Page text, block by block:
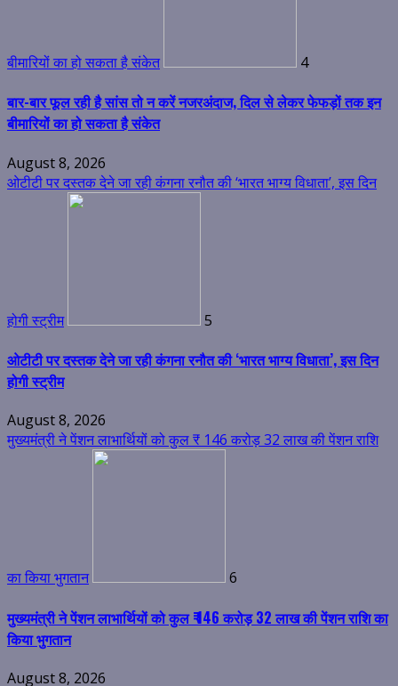
बीमारियों का हो सकता है संकेत 4
बार-बार फूल रही है सांस तो न करें नजरअंदाज, दिल से लेकर फेफड़ों तक इन
बीमारियों का हो सकता है संकेत
August 8, 2026
ओटीटी पर दस्तक देने जा रही कंगना रनौत की ‘भारत भाग्य विधाता’, इस दिन
होगी स्ट्रीम 5
ओटीटी पर दस्तक देने जा रही कंगना रनौत की ‘भारत भाग्य विधाता’, इस दिन
होगी स्ट्रीम
August 8, 2026
मुख्यमंत्री ने पेंशन लाभार्थियों को कुल ₹ 146 करोड़ 32 लाख की पेंशन राशि
का किया भुगतान 6
मुख्यमंत्री ने पेंशन लाभार्थियों को कुल ₹ 146 करोड़ 32 लाख की पेंशन राशि का
किया भुगतान
August 8, 2026